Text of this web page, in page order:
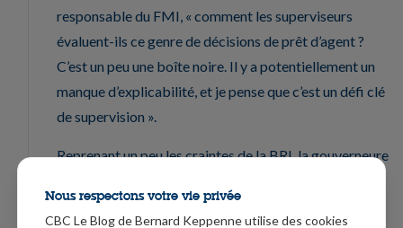
responsable du FMI, « comment les superviseurs
évaluent-ils ce genre de décisions de prêt d’agent ?
C’est un peu une boîte noire. Il y a potentiellement un
manque d’explicabilité, et je pense que c’est un défi clé
de supervision ».
Reprenant un peu les craintes de la BRI, la gouverneure
« internet s’est avéré meilleur que ce que quiconque
Nous respectons votre vie privée
CBC Le Blog de Bernard Keppenne utilise des cookies